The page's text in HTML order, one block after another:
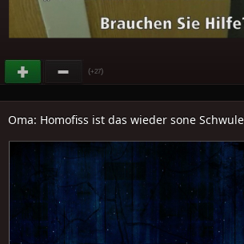
(+27)
Oma: Homofiss ist das wieder sone